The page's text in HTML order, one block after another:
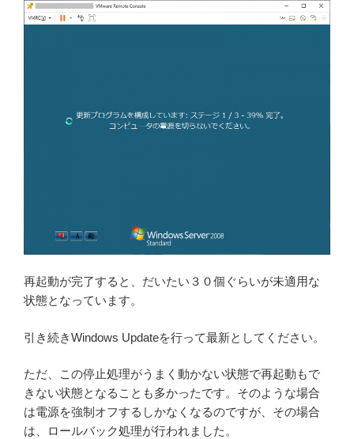
再起動が完了すると、だいたい３０個ぐらいが未適用な
状態となっています。
引き続きWindows Updateを行って最新としてください。
ただ、この停止処理がうまく動かない状態で再起動もで
きない状態となることも多かったです。そのような場合
は電源を強制オフするしかなくなるのですが、その場合
は、ロールバック処理が行われました。